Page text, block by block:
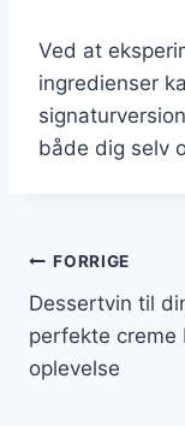
Ved at
ingredienser
både dig selv
FORRIGE
Dessertvin til
perfekte creme
oplevelse